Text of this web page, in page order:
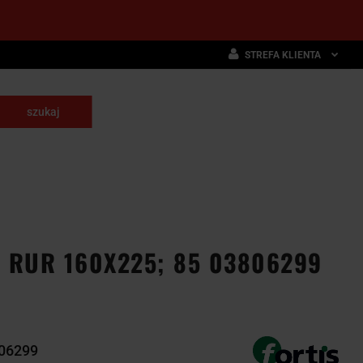
STREFA KLIENTA
RUR 160X225; 85 03806299